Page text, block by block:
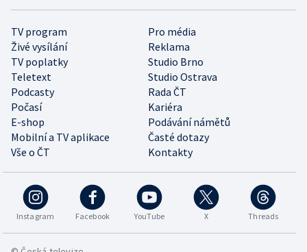
TV program
Pro média
Živé vysílání
Reklama
TV poplatky
Studio Brno
Teletext
Studio Ostrava
Podcasty
Rada ČT
Počasí
Kariéra
E-shop
Podávání námětů
Mobilní a TV aplikace
Časté dotazy
Vše o ČT
Kontakty
Instagram Facebook YouTube X Threads